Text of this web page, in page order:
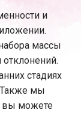
и
массы
стадиях
Также мы
вы можете